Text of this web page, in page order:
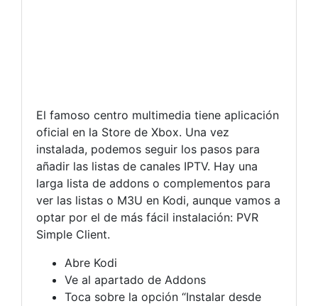
El famoso centro multimedia tiene aplicación
oficial en la Store de Xbox. Una vez
instalada, podemos seguir los pasos para
añadir las listas de canales IPTV. Hay una
larga lista de addons o complementos para
ver las listas o M3U en Kodi, aunque vamos a
optar por el de más fácil instalación: PVR
Simple Client.
Abre Kodi
Ve al apartado de Addons
Toca sobre la opción “Instalar desde